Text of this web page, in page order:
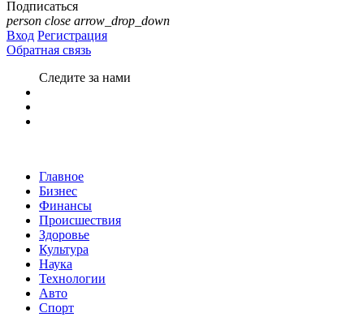
Подписаться
person close arrow_drop_down
Вход Регистрация
Обратная связь
Следите за нами
Главное
Бизнес
Финансы
Происшествия
Здоровье
Культура
Наука
Технологии
Авто
Спорт